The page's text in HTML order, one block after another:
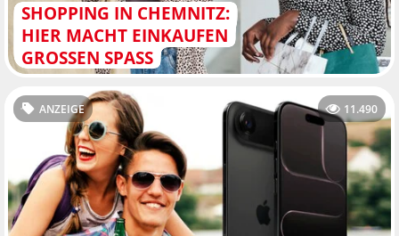
SHOPPING IN CHEMNITZ:
HIER MACHT EINKAUFEN
GROSSEN SPASS
ANZEIGE 11.490